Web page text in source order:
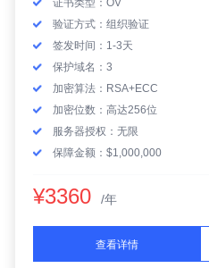
证书类型：OV
验证方式：组织验证
签发时间：1-3天
保护域名：3
加密算法：RSA+ECC
加密位数：高达256位
服务器授权：无限
保障金额：$1,000,000
¥3360 /年
查看详情